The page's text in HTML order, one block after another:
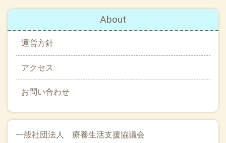
About
運営方針
アクセス
お問い合わせ
一般社団法人 療養生活支援協議会